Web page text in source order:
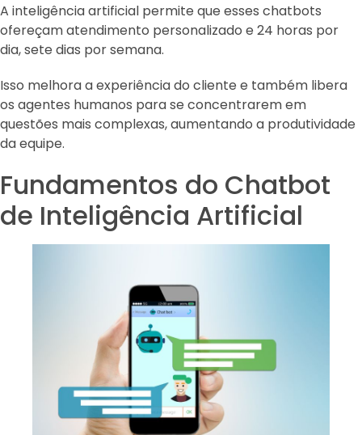
A inteligência artificial permite que esses chatbots
ofereçam atendimento personalizado e 24 horas por
dia, sete dias por semana.
Isso melhora a experiência do cliente e também libera
os agentes humanos para se concentrarem em
questões mais complexas, aumentando a produtividade
da equipe.
Fundamentos do Chatbot
de Inteligência Artificial